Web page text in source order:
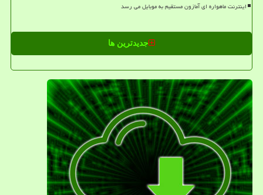
اینترنت ماهواره ای آمازون مستقیم به موبایل می رسد
جدیدترین ها